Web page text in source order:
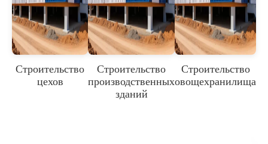
Строительство
цехов
Строительство
производственных
зданий
Строительство
овощехранилища